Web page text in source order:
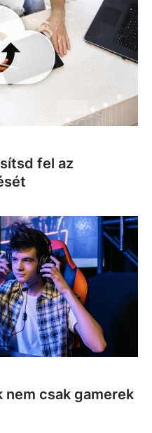
fel az
nem csak gamerek